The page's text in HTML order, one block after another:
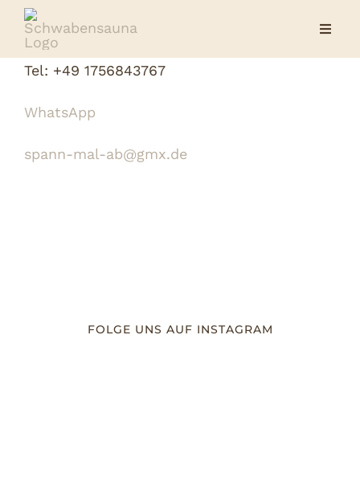
Skip
content
Toggle
Tel: +49 1756843767
WhatsApp
spann-mal-ab@gmx.de
FOLGE UNS AUF INSTAGRAM